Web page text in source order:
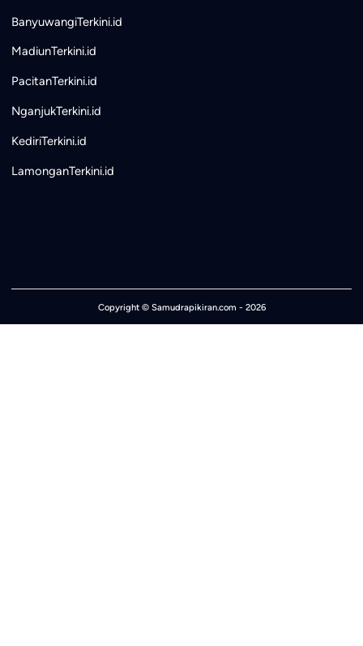
BanyuwangiTerkini.id
MadiunTerkini.id
PacitanTerkini.id
NganjukTerkini.id
KediriTerkini.id
LamonganTerkini.id
Copyright © Samudrapikiran.com - 2026